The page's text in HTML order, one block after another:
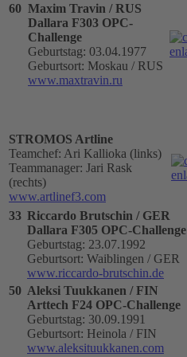
60 Maxim Travin / RUS
Dallara F303 OPC-
Challenge
Geburtstag: 03.04.1977
Geburtsort: Moskau / RUS
www.maxtravin.ru
STROMOS Artline
Teamchef: Ari Kallioka (links)
Teammanager: Jari Rask
(rechts)
www.artlinef3.com
33 Riccardo Brutschin / GER
Dallara F305 OPC-Challenge
Geburtstag: 23.07.1992
Geburtsort: Waiblingen / GER
www.riccardo-brutschin.de
50 Aleksi Tuukkanen / FIN
Arttech F24 OPC-Challenge
Geburtstag: 30.09.1991
Geburtsort: Heinola / FIN
www.aleksituukkanen.com